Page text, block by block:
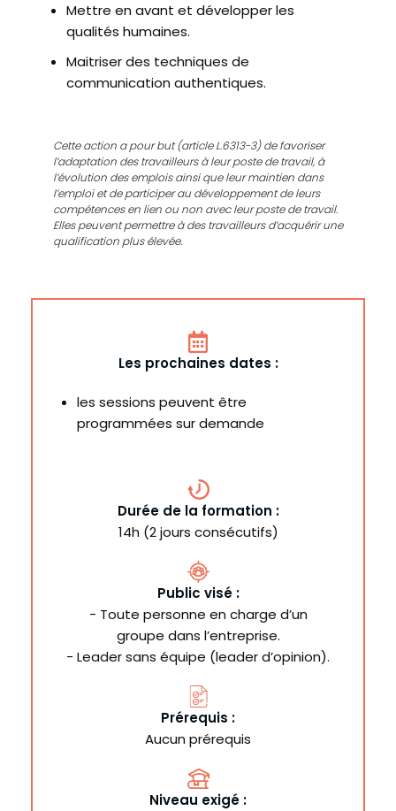
Mettre en avant et développer les
qualités humaines.
Maitriser des techniques de
communication authentiques.
Cette action a pour but (article L.6313-3) de favoriser
l’adaptation des travailleurs à leur poste de travail, à
l’évolution des emplois ainsi que leur maintien dans
l’emploi et de participer au développement de leurs
compétences en lien ou non avec leur poste de travail.
Elles peuvent permettre à des travailleurs d’acquérir une
qualification plus élevée.
Les prochaines dates :
les sessions peuvent être
programmées sur demande
Durée de la formation :
14h (2 jours consécutifs)
Public visé :
- Toute personne en charge d’un
groupe dans l’entreprise.
- Leader sans équipe (leader d’opinion).
Prérequis :
Aucun prérequis
Niveau exigé :